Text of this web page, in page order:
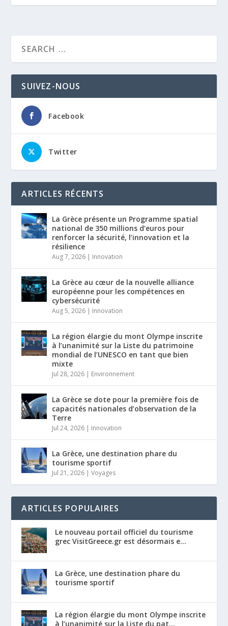
SUIVEZ-NOUS
Facebook
Twitter
ARTICLES RÉCENTS
La Grèce présente un Programme spatial
national de 350 millions d’euros pour
renforcer la sécurité, l’innovation et la
résilience
Aug 7, 2026 | Innovation
La Grèce au cœur de la nouvelle alliance
européenne pour les compétences en
cybersécurité
Aug 5, 2026 | Innovation
La région élargie du mont Olympe inscrite
à l’unanimité sur la Liste du patrimoine
mondial de l’UNESCO en tant que bien
mixte
Jul 28, 2026 | Environnement
La Grèce se dote pour la première fois de
capacités nationales d’observation de la
Terre
Jul 24, 2026 | Innovation
La Grèce, une destination phare du
tourisme sportif
Jul 21, 2026 |Voyages
ARTICLES POPULAIRES
Le nouveau portail officiel du tourisme
grec VisitGreece.gr est désormais e...
La Grèce, une destination phare du
tourisme sportif
La région élargie du mont Olympe inscrite
à l’unanimité sur la Liste du pat...